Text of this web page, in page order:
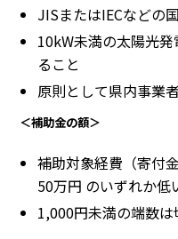
JISまたはIECなどの
10kW未満の太陽光
ること
原則として県内事業
＜補助金の額＞
補助対象経費（寄付
50万円 のいずれか低
1,000円未満の端数は